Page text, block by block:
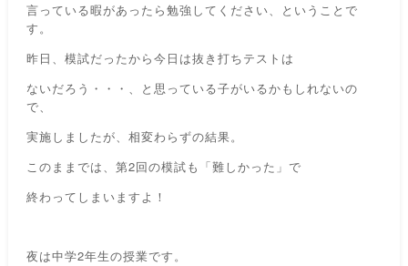
言っている暇があったら勉強してください、ということで
す。
昨日、模試だったから今日は抜き打ちテストは
ないだろう・・・、と思っている子がいるかもしれないの
で、
実施しましたが、相変わらずの結果。
このままでは、第2回の模試も「難しかった」で
終わってしまいますよ！
夜は中学2年生の授業です。